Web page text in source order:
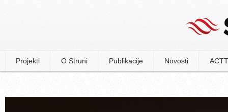
Projekti O Struni Publikacije Novosti